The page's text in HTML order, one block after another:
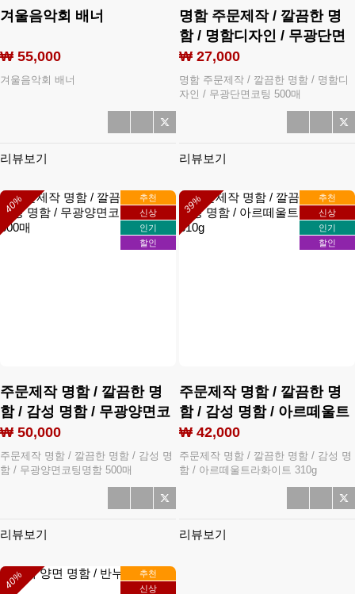
겨울음악회 배너
₩ 55,000
겨울음악회 배너
리뷰보기
명함 주문제작 / 깔끔한 명
함 / 명함디자인 / 무광단면
코팅 500매
₩ 27,000
명함 주문제작 / 깔끔한 명함 / 명함디
자인 / 무광단면코팅 500매
리뷰보기
추천
신상
인기
할인
40%
주문제작 명함 / 깔끔한 명
함 / 감성 명함 / 무광양면코
팅명함 500매
₩ 50,000
주문제작 명함 / 깔끔한 명함 / 감성 명
함 / 무광양면코팅명함 500매
리뷰보기
추천
신상
인기
할인
39%
주문제작 명함 / 깔끔한 명
함 / 감성 명함 / 아르떼울트
라화이트 310g
₩ 42,000
주문제작 명함 / 깔끔한 명함 / 감성 명
함 / 아르떼울트라화이트 310g
리뷰보기
추천
신상
40%